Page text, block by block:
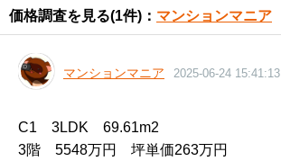
価格調査を見る(1件)： マンションマニア
マンションマニア 2025-06-24 15:41:13
C1　3LDK　69.61m2
3階　5548万円　坪単価263万円